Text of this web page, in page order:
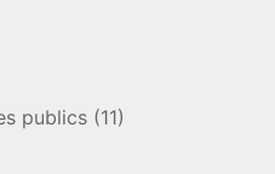
publics (11)